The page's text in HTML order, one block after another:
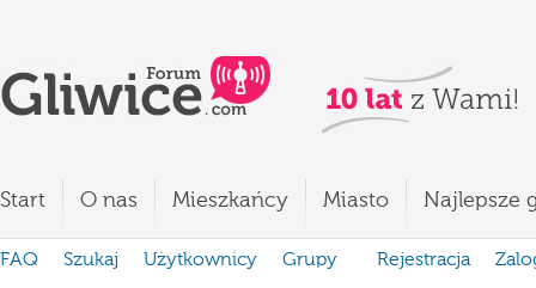
Start O nas Mieszkańcy Miasto Najlepsze
FAQ Szukaj Użytkownicy Grupy Rejestracja